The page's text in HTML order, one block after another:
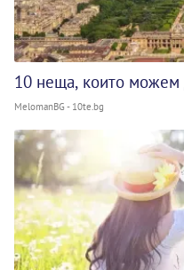
10 неща, които можем
MelomanBG - 10te.bg